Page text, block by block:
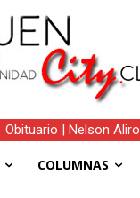
Obituario | Nelson Aliro
Traiguén consolida
COLUMNAS